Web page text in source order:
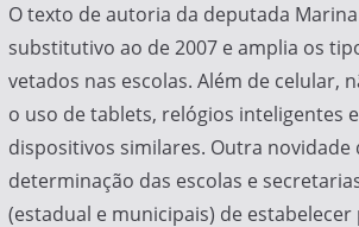
O texto de autoria da deputada
substitutivo ao de 2007 e amplia os
vetados nas escolas. Além de celular,
o uso de tablets, relógios inteligentes
dispositivos similares. Outra novidade
determinação das escolas e
(estadual e municipais) de